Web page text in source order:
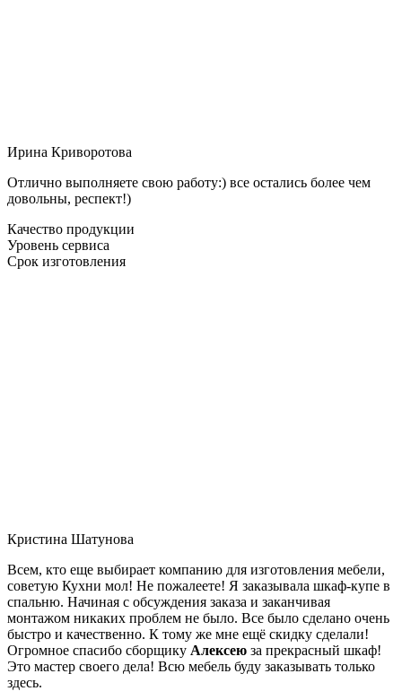
Ирина Криворотова
Отлично выполняете свою работу:) все остались более чем
довольны, респект!)
Качество продукции
Уровень сервиса
Срок изготовления
Кристина Шатунова
Всем, кто еще выбирает компанию для изготовления мебели,
советую Кухни мол! Не пожалеете! Я заказывала шкаф-купе в
спальню. Начиная с обсуждения заказа и заканчивая
монтажом никаких проблем не было. Все было сделано очень
быстро и качественно. К тому же мне ещё скидку сделали!
Огромное спасибо сборщику Алексею за прекрасный шкаф!
Это мастер своего дела! Всю мебель буду заказывать только
здесь.